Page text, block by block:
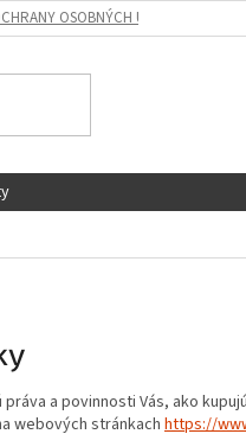
OSOBNÝCH ÚDAJOV
práva a povinnosti Vás, ako
webových stránkach https://